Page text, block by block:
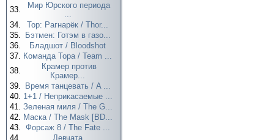
33.
Мир Юрского периода
...
34.
Тор: Рагнарёк / Thor...
35.
Бэтмен: Готэм в газо...
36.
Бладшот / Bloodshot
37. Команда Тора / Team ...
38.
Крамер против
Крамер...
39.
Время танцевать / A ...
40. 1+1 / Неприкасаемые ...
41. Зеленая миля / The G...
42. Маска / The Mask [BD...
43. Форсаж 8 / The Fate ...
44.
Девчата